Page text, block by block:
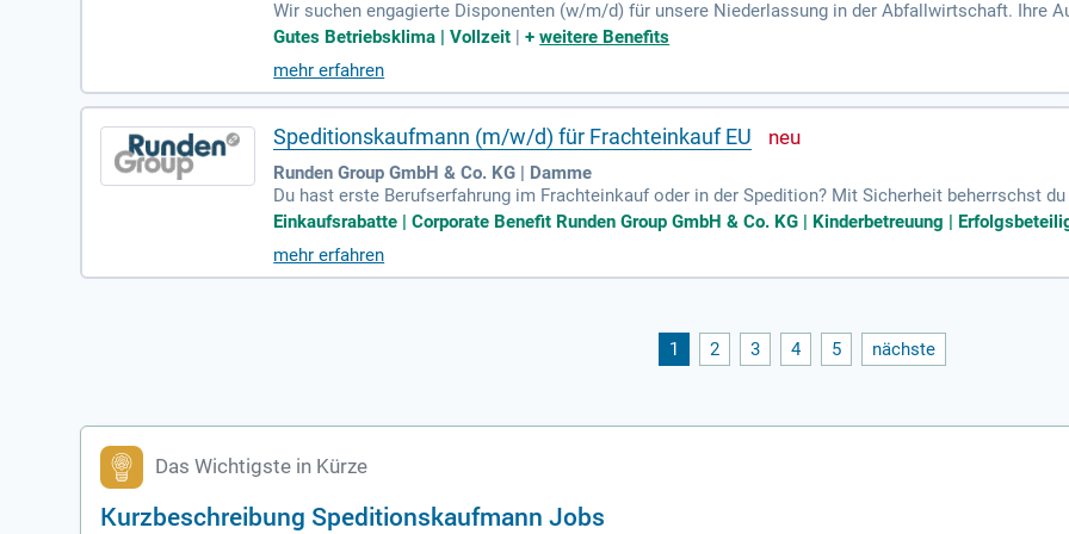
Wir suchen engagierte Disponenten (w/m/d) für unsere Niederlassung in der Abfallwirtschaft. Ihre
nsportaufträgen, die Verwaltung der Einsammeltouren und die Dokumentation von
ntnisse sind von Vorteil, aber nicht zwingend notwendig. Teamfähigkeit, Belastbarkeit und
ns erwarten Sie eine langfristige Perspektive und ein offenes, faires Arbeitsumfeld, das die
Gutes Betriebsklima | Vollzeit |+weitere Benefits
mehr erfahren
Speditionskaufmann (m/w/d) für Frachteinkauf EU
Runden Group GmbH & Co. KG | Damme
Du hast erste Berufserfahrung im Frachteinkauf oder in der Spedition? Mit Sicherheit beherrschst
ein willkommenes Plus. Deine selbstständige, verantwortungsvolle Arbeitsweise und dein Überblick
mmunikationsstärke in Deutsch und Englisch ist ein Muss, weitere Sprachen wie Polnisch oder
stbar und besitzt ausgezeichnetes Organisations- sowie Verhandlungsgeschick. Werde Teil eines
die Ideen und Initiativen seiner Mitarbeiter setzt, um gemeinsam erfolgreich in die Zukunft zu gehen.
Einkaufsrabatte | Corporate Benefit Runden Group GmbH & Co. KG | Kinderbetreuung |
mehr erfahren
1 2 3 4 5 nächste
Das Wichtigste in Kürze
Kurzbeschreibung Speditionskaufmann Jobs